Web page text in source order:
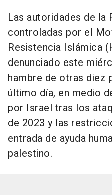
Las autoridades de la
controladas por el
Resistencia Islámica
denunciado este
hambre de otras diez
último día, en medio
por Israel tras los
de 2023 y las
entrada de ayuda
palestino.